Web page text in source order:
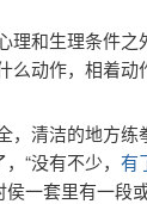
理和生理条件
么动作，相着
，清洁的地方
“没有不少， 有
一套里有一段